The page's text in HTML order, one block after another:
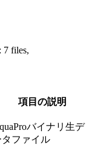
7 files,
項目の説明
バイナリ生デ
タファイル